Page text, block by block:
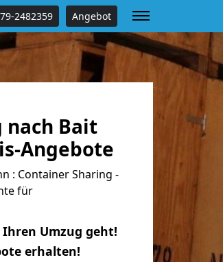
2482359 Angebot
nach Bait
Angebote
: Container Sharing -
für
Umzug geht!
erhalten!